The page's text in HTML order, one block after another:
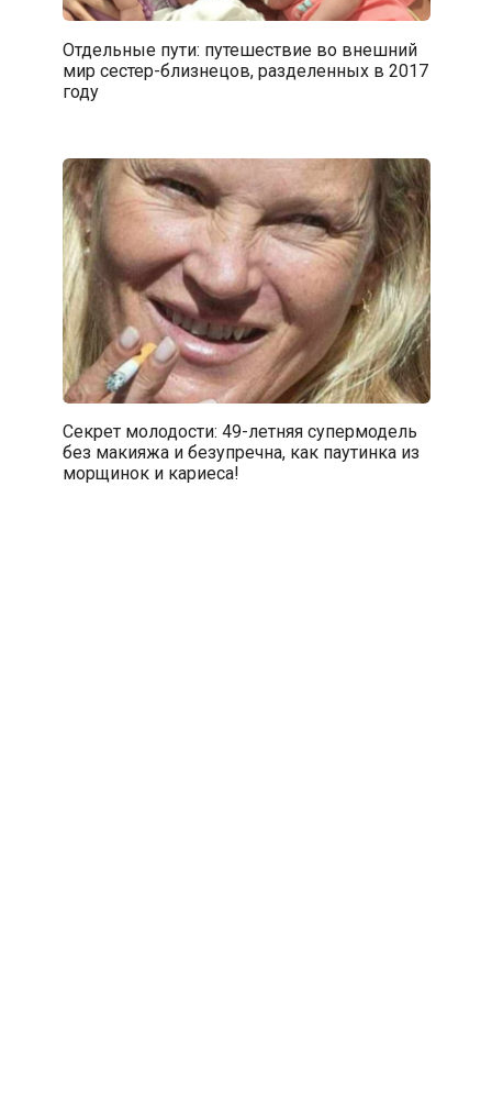
Отдельные пути: путешествие во внешний
мир сестер-близнецов, разделенных в 2017
году
Секрет молодости: 49-летняя супермодель
без макияжа и безупречна, как паутинка из
морщинок и кариеса!